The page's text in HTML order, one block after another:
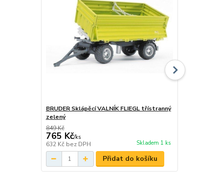
BRUDER Sklápěcí VALNÍK FLIEGL třístranný
zelený
849 Kč
765 Kč/ks
632 Kč bez DPH Skladem 1 ks
Přidat do košíku